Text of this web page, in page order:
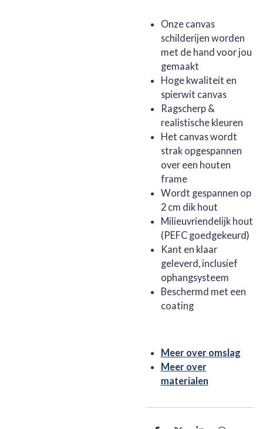
Onze canvas
schilderijen worden
met de hand voor jou
gemaakt
Hoge kwaliteit en
spierwit canvas
Ragscherp &
realistische kleuren
Het canvas wordt
strak opgespannen
over een houten
frame
Wordt gespannen op
2 cm dik hout
Milieuvriendelijk hout
(PEFC goedgekeurd)
Kant en klaar
geleverd, inclusief
ophangsysteem
Beschermd met een
coating
Meer over omslag
Meer over
materialen